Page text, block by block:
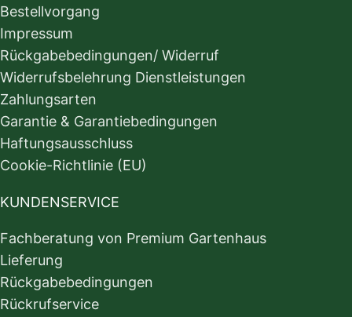
Bestellvorgang
Impressum
Rückgabebedingungen/ Widerruf
Widerrufsbelehrung Dienstleistungen
Zahlungsarten
Garantie & Garantiebedingungen
Haftungsausschluss
Cookie-Richtlinie (EU)
KUNDENSERVICE
Fachberatung von Premium Gartenhaus
Lieferung
Rückgabebedingungen
Rückrufservice